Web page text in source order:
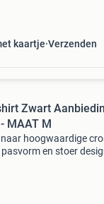
kaartje Verzenden
Zwart
MAAT M
hoogwaardige
en stoer